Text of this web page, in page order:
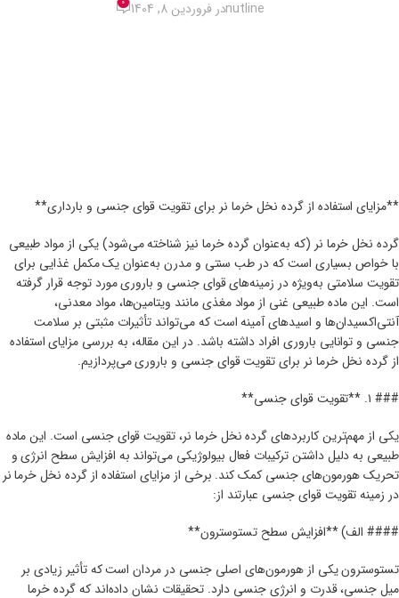
nutlineدر فروردین 8, 1404
**مزایای استفاده از گرده نخل خرما نر برای تقویت قوای جنسی و بارداری**
گرده نخل خرما نر (که به‌عنوان گرده خرما نیز شناخته می‌شود) یکی از مواد طبیعی
با خواص بسیاری است که در طب سنتی و مدرن به‌عنوان یک مکمل غذایی برای
تقویت سلامتی به‌ویژه در زمینه‌های قوای جنسی و باروری مورد توجه قرار گرفته
است. این ماده طبیعی غنی از مواد مغذی مانند ویتامین‌ها، مواد معدنی،
آنتی‌اکسیدان‌ها و اسیدهای آمینه است که می‌تواند تأثیرات مثبتی بر سلامت
جنسی و توانایی باروری افراد داشته باشد. در این مقاله، به بررسی مزایای استفاده
از گرده نخل خرما نر برای تقویت قوای جنسی و باروری می‌پردازیم.
### ۱. **تقویت قوای جنسی**
یکی از مهم‌ترین کاربردهای گرده نخل خرما نر، تقویت قوای جنسی است. این ماده
طبیعی به دلیل داشتن ترکیبات فعال بیولوژیکی می‌تواند به افزایش سطح انرژی و
تحریک هورمون‌های جنسی کمک کند. برخی از مزایای استفاده از گرده نخل خرما نر
در زمینه تقویت قوای جنسی عبارتند از:
#### الف) **افزایش سطح تستوسترون**
تستوسترون یکی از هورمون‌های اصلی جنسی در مردان است که تأثیر زیادی بر
میل جنسی، قدرت و انرژی جنسی دارد. تحقیقات نشان داده‌اند که گرده خرما